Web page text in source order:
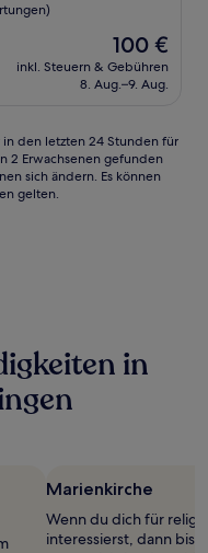
Der
Preis
beträgt
100 €
inkl. Steuern & Gebühren
8. Aug.–9. Aug.
den letzten 24 Stunden für
2 Erwachsenen gefunden
sich ändern. Es können
gelten.
in
Marienkirche
Wenn du dich für
interessierst, dann bist